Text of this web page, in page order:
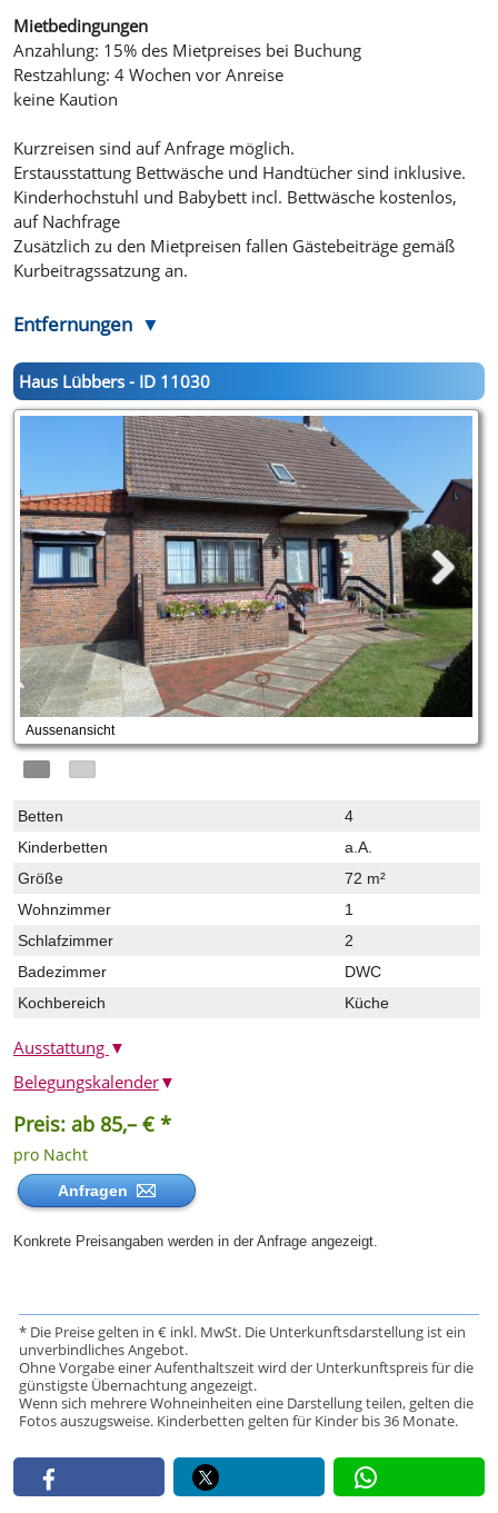
Mietbedingungen
Anzahlung: 15% des Mietpreises bei Buchung
Restzahlung: 4 Wochen vor Anreise
keine Kaution
Kurzreisen sind auf Anfrage möglich.
Erstausstattung Bettwäsche und Handtücher sind inklusive.
Kinderhochstuhl und Babybett incl. Bettwäsche kostenlos,
auf Nachfrage
Zusätzlich zu den Mietpreisen fallen Gästebeiträge gemäß
Kurbeitragssatzung an.
Entfernungen
Haus Lübbers - ID 11030
Aussenansicht
Betten
4
Kinderbetten
a.A.
Größe
72 m²
Wohnzimmer
1
Schlafzimmer
2
Badezimmer
DWC
Kochbereich
Küche
Ausstattung ▼
Preis: ab 85,– € *
pro Nacht
Anfragen
Konkrete Preisangaben werden in der Anfrage angezeigt.
Belegungskalender▼
* Die Preise gelten in € inkl. MwSt. Die Unterkunftsdarstellung ist ein
unverbindliches Angebot.
Ohne Vorgabe einer Aufenthaltszeit wird der Unterkunftspreis für die
günstigste Übernachtung angezeigt.
Wenn sich mehrere Wohneinheiten eine Darstellung teilen, gelten die
Fotos auszugsweise. Kinderbetten gelten für Kinder bis 36 Monate.